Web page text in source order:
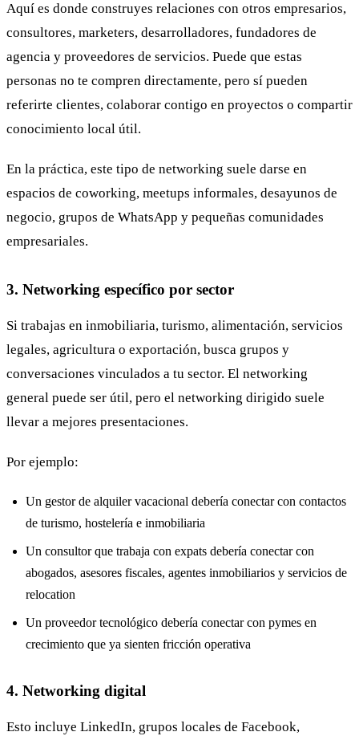
Aquí es donde construyes relaciones con otros empresarios,
consultores, marketers, desarrolladores, fundadores de
agencia y proveedores de servicios. Puede que estas
personas no te compren directamente, pero sí pueden
referirte clientes, colaborar contigo en proyectos o compartir
conocimiento local útil.
En la práctica, este tipo de networking suele darse en
espacios de coworking, meetups informales, desayunos de
negocio, grupos de WhatsApp y pequeñas comunidades
empresariales.
3. Networking específico por sector
Si trabajas en inmobiliaria, turismo, alimentación, servicios
legales, agricultura o exportación, busca grupos y
conversaciones vinculados a tu sector. El networking
general puede ser útil, pero el networking dirigido suele
llevar a mejores presentaciones.
Por ejemplo:
Un gestor de alquiler vacacional debería conectar con contactos
de turismo, hostelería e inmobiliaria
Un consultor que trabaja con expats debería conectar con
abogados, asesores fiscales, agentes inmobiliarios y servicios de
relocation
Un proveedor tecnológico debería conectar con pymes en
crecimiento que ya sienten fricción operativa
4. Networking digital
Esto incluye LinkedIn, grupos locales de Facebook,